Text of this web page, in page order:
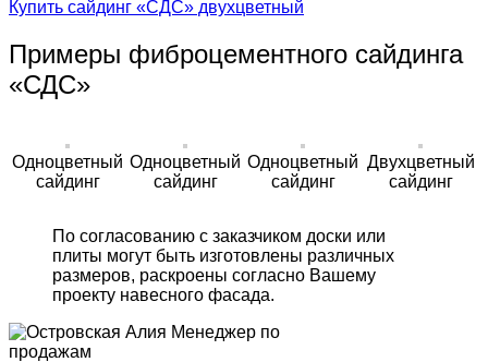
Купить сайдинг «СДС» двухцветный
Примеры фиброцементного сайдинга
«СДС»
Одноцветный
сайдинг
Одноцветный
сайдинг
Одноцветный
сайдинг
Двухцветный
сайдинг
По согласованию с заказчиком доски или
плиты могут быть изготовлены различных
размеров, раскроены согласно Вашему
проекту навесного фасада.